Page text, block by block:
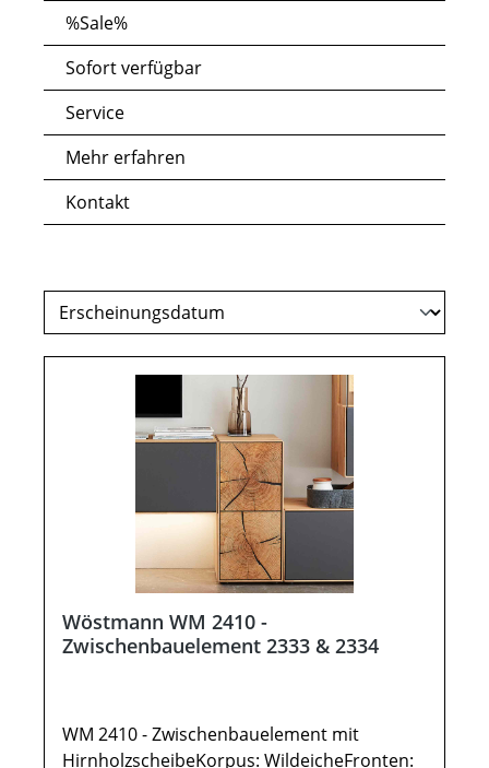
%Sale%
Sofort verfügbar
Service
Mehr erfahren
Kontakt
Wöstmann WM 2410 -
Zwischenbauelement 2333 & 2334
WM 2410 - Zwischenbauelement mit
HirnholzscheibeKorpus: WildeicheFronten: